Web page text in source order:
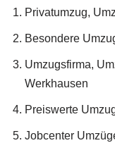
Privatumzug,
Besondere
Umzugsfirma,
Werkhausen
Preiswerte
Jobcenter